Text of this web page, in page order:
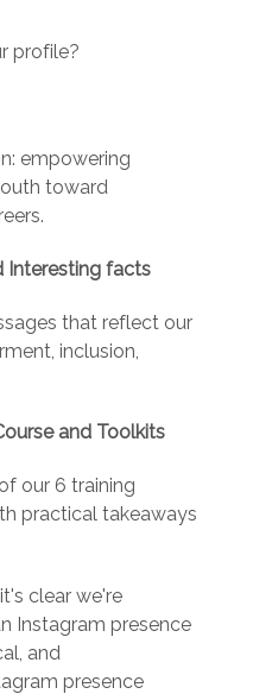
profile?
empowering
toward
Interesting facts
that reflect our
inclusion,
and Toolkits
our 6 training
practical takeaways
clear we're
Instagram presence
and
presence